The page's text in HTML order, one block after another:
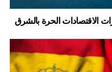
الاقتصادات الحرة بالشرق